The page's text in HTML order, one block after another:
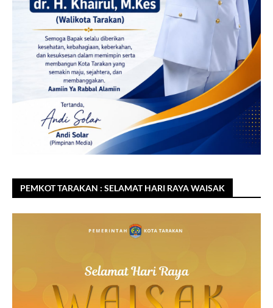
PEMKOT TARAKAN : SELAMAT HARI RAYA WAISAK